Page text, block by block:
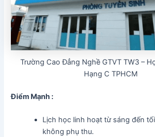
Trường Cao Đẳng Nghề GTVT TW3 –
Hạng C TPHCM
Điểm Mạnh :
Lịch học linh hoạt từ sáng đến
không phụ thu.